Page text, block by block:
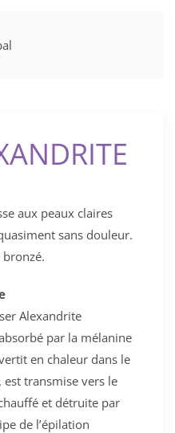
aux peaux claires
sans douleur.
Alexandrite
par la mélanine
en chaleur dans le
est transmise vers le
et détruite par
de l’épilation